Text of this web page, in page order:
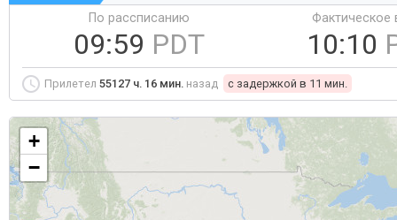
По рассписанию
09:59 PDT
Фактическое
10:10
Прилетел 55127 ч. 16 мин. назад c задержкой в 11 мин.
+
−